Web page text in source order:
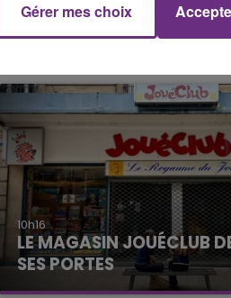
10h16
LE MAGASIN JOUÉCLUB
SES PORTES
C'était l'une des institutions
Gérer mes choix